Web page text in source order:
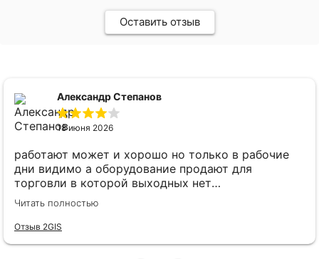
Оставить отзыв
Александр Степанов
18 июня 2026
работают может и хорошо но только в рабочие
дни видимо а оборудование продают для
торговли в которой выходных нет
положительный продолжительное время и вот
потребовалась помощь сегодня ккт в error и что
мы получаем: суббота, техники отдыхают, ехать
Читать полностью
Отзыв 2GIS